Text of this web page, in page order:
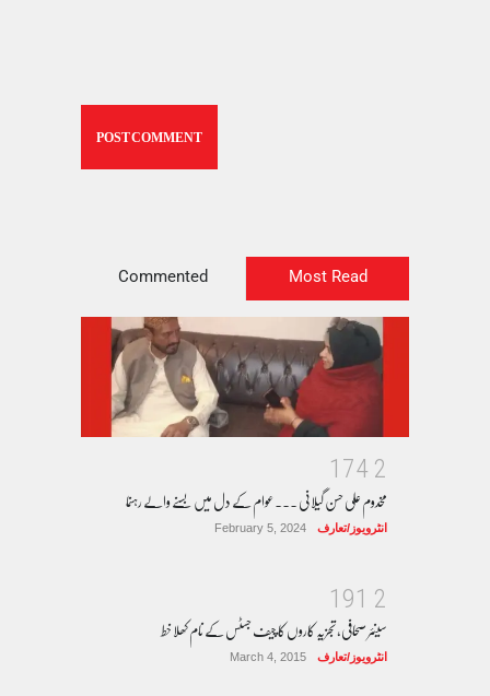
Most Read
Commented
2
4
7
1
مخدوم علی حسن گیلانی ۔۔۔عوام کے دل میں بسنے والے رہنما
انٹرویوز/تعارف February 5, 2024
2
1
9
1
سینئر صحافی، تجزیہ کاروں کا چیف جسٹس کے نام کھلا خط
انٹرویوز/تعارف March 4, 2015